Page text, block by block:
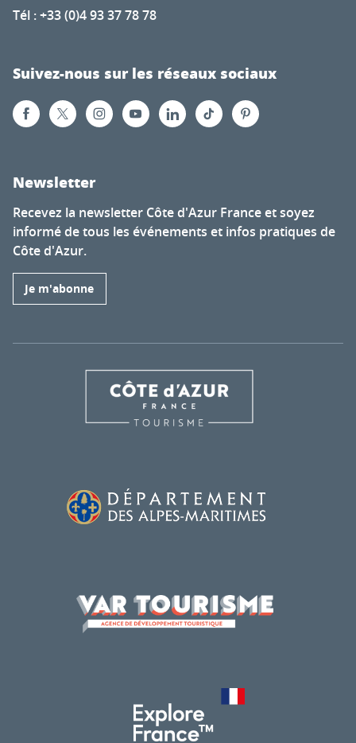
Tél : +33 (0)4 93 37 78 78
Suivez-nous sur les réseaux sociaux
Newsletter
Recevez la newsletter Côte d'Azur France et soyez
informé de tous les événements et infos pratiques de
Côte d'Azur.
Je m'abonne